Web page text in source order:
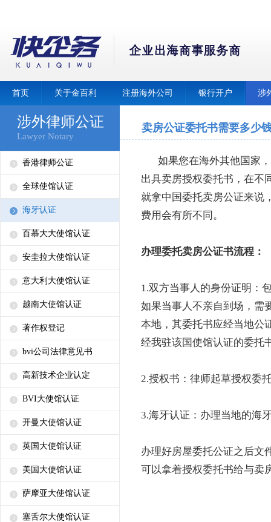
首页 关于金百利 注册海外公司 银行开户 涉
涉外律师公证
Lawyer Notary
香港律师公证
全球使馆认证
海牙认证
百慕大大使馆认证
安圭拉大使馆认证
意大利大使馆认证
越南大使馆认证
著作权登记
bvi公司法律意见书
高新技术企业认定
BVI大使馆认证
开曼大使馆认证
英国大使馆认证
美国大使馆认证
萨摩亚大使馆认证
塞舌尔大使馆认证
卖房公证委托书需要多少
如果您在海外其他国家，
出具卖房授权委托书，在不
就拿中国委托卖房公证来说
费用会有所不同。
办理委托卖房公证书流程：
1.双方当事人的身份证明：
如果当事人不亲自到场，需
本地，其委托书应经当地公
经我驻该国使馆认证的委托
2.授权书：律师起草授权委
3.海牙认证：办理当地的海
办理好房屋委托公证之后文
可以拿着授权委托书给与卖